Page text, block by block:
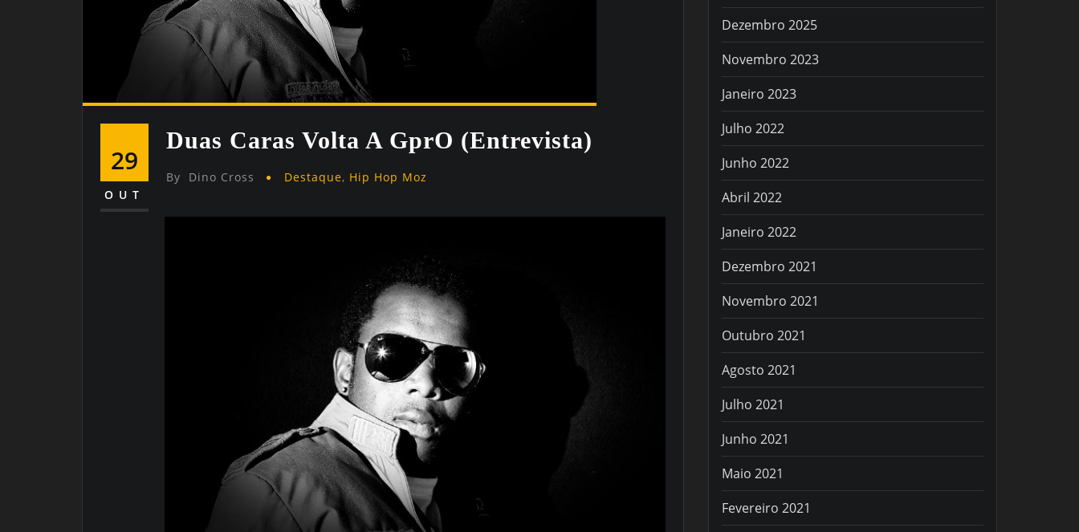
29
OUT
Duas Caras Volta A GprO (Entrevista)
By Dino Cross Destaque, Hip Hop Moz
Dezembro 2025
Novembro 2023
Janeiro 2023
Julho 2022
Junho 2022
Abril 2022
Janeiro 2022
Dezembro 2021
Novembro 2021
Outubro 2021
Agosto 2021
Julho 2021
Junho 2021
Maio 2021
Fevereiro 2021